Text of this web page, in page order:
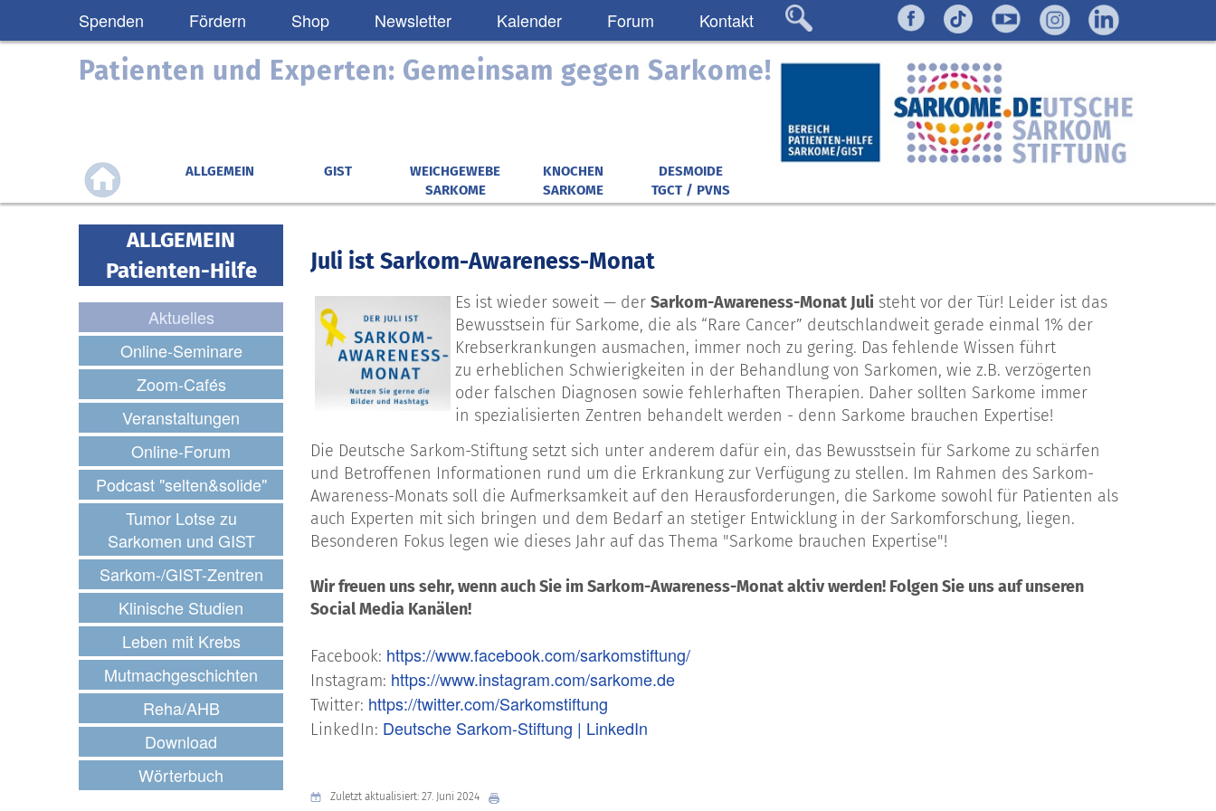
Spenden Fördern Shop Newsletter Kalender Forum Kontakt
Patienten und Experten: Gemeinsam gegen Sarkome!
ALLGEMEIN GIST
WEICHGEWEBE
SARKOME
KNOCHEN
SARKOME
DESMOIDE
TGCT / PVNS
ALLGEMEIN
Patienten-Hilfe
Aktuelles
Online-Seminare
Zoom-Cafés
Veranstaltungen
Online-Forum
Podcast "selten&solide"
Tumor Lotse zu
Sarkomen und GIST
Sarkom-/GIST-Zentren
Klinische Studien
Leben mit Krebs
Mutmachgeschichten
Reha/AHB
Download
Wörterbuch
Juli ist Sarkom-Awareness-Monat
Es ist wieder soweit — der Sarkom-Awareness-Monat Juli steht vor der Tür! Leider ist das
Bewusstsein für Sarkome, die als “Rare Cancer” deutschlandweit gerade einmal 1% der
Krebserkrankungen ausmachen, immer noch zu gering. Das fehlende Wissen führt
zu erheblichen Schwierigkeiten in der Behandlung von Sarkomen, wie z.B. verzögerten
oder falschen Diagnosen sowie fehlerhaften Therapien. Daher sollten Sarkome immer
in spezialisierten Zentren behandelt werden - denn Sarkome brauchen Expertise!
Die Deutsche Sarkom-Stiftung setzt sich unter anderem dafür ein, das Bewusstsein für Sarkome zu schärfen
und Betroffenen Informationen rund um die Erkrankung zur Verfügung zu stellen. Im Rahmen des Sarkom-
Awareness-Monats soll die Aufmerksamkeit auf den Herausforderungen, die Sarkome sowohl für Patienten als
auch Experten mit sich bringen und dem Bedarf an stetiger Entwicklung in der Sarkomforschung, liegen.
Besonderen Fokus legen wie dieses Jahr auf das Thema "Sarkome brauchen Expertise"!
Wir freuen uns sehr, wenn auch Sie im Sarkom-Awareness-Monat aktiv werden! Folgen Sie uns auf unseren
Social Media Kanälen!
Facebook: https://www.facebook.com/sarkomstiftung/
Instagram: https://www.instagram.com/sarkome.de
Twitter: https://twitter.com/Sarkomstiftung
LinkedIn: Deutsche Sarkom-Stiftung | LinkedIn
Zuletzt aktualisiert: 27. Juni 2024